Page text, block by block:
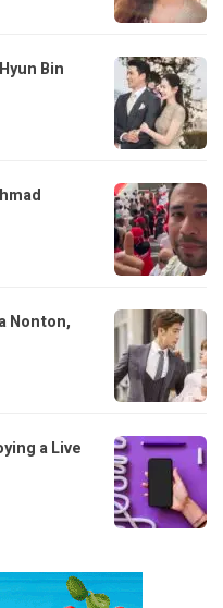
Bin
Nonton,
a Live